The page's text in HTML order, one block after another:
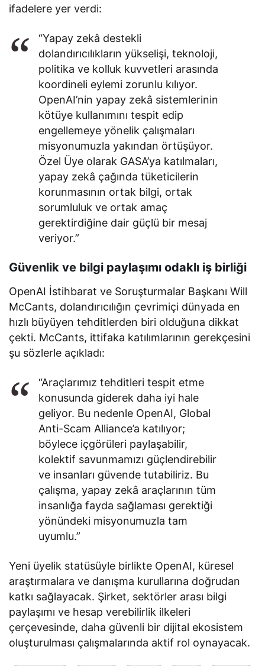
ifadelere yer verdi:
“Yapay zekâ destekli
dolandırıcılıkların yükselişi, teknoloji,
politika ve kolluk kuvvetleri arasında
koordineli eylemi zorunlu kılıyor.
OpenAI’nin yapay zekâ sistemlerinin
kötüye kullanımını tespit edip
engellemeye yönelik çalışmaları
misyonumuzla yakından örtüşüyor.
Özel Üye olarak GASA’ya katılmaları,
yapay zekâ çağında tüketicilerin
korunmasının ortak bilgi, ortak
sorumluluk ve ortak amaç
gerektirdiğine dair güçlü bir mesaj
veriyor.”
Güvenlik ve bilgi paylaşımı odaklı iş birliği
OpenAI İstihbarat ve Soruşturmalar Başkanı Will
McCants, dolandırıcılığın çevrimiçi dünyada en
hızlı büyüyen tehditlerden biri olduğuna dikkat
çekti. McCants, ittifaka katılımlarının gerekçesini
şu sözlerle açıkladı:
“Araçlarımız tehditleri tespit etme
konusunda giderek daha iyi hale
geliyor. Bu nedenle OpenAI, Global
Anti-Scam Alliance’a katılıyor;
böylece içgörüleri paylaşabilir,
kolektif savunmamızı güçlendirebilir
ve insanları güvende tutabiliriz. Bu
çalışma, yapay zekâ araçlarının tüm
insanlığa fayda sağlaması gerektiği
yönündeki misyonumuzla tam
uyumlu.”
Yeni üyelik statüsüyle birlikte OpenAI, küresel
araştırmalara ve danışma kurullarına doğrudan
katkı sağlayacak. Şirket, sektörler arası bilgi
paylaşımı ve hesap verebilirlik ilkeleri
çerçevesinde, daha güvenli bir dijital ekosistem
oluşturulması çalışmalarında aktif rol oynayacak.